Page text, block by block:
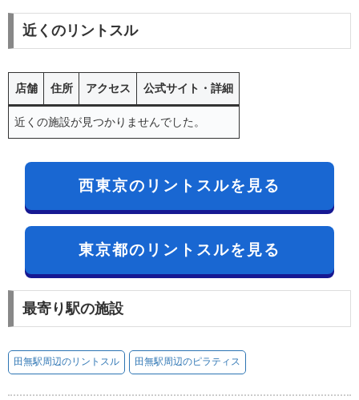
近くのリントスル
店舗 住所 アクセス 公式サイト・詳細
近くの施設が見つかりませんでした。
西東京のリントスルを見る
東京都のリントスルを見る
最寄り駅の施設
田無駅周辺のリントスル 田無駅周辺のピラティス